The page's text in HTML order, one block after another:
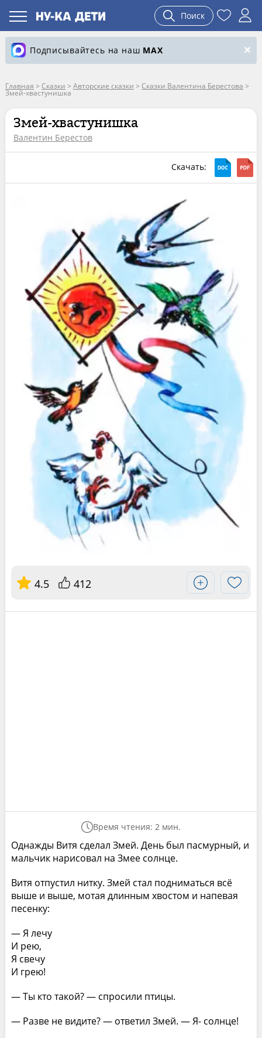
Поиск
Подписывайтесь на наш MAX
Главная > Сказки > Авторские сказки > Сказки Валентина Берестова >
Змей-хвастунишка
Змей-хвастунишка
Валентин Берестов
Скачать:
4.5 412
Время чтения: 2 мин.
Однажды Витя сделал Змей. День был пасмурный, и
мальчик нарисовал на Змее солнце.
Витя отпустил нитку. Змей стал подниматься всё
выше и выше, мотая длинным хвостом и напевая
песенку:
— Я лечу
И рею,
Я свечу
И грею!
— Ты кто такой? — спросили птицы.
— Разве не видите? — ответил Змей. — Я- солнце!